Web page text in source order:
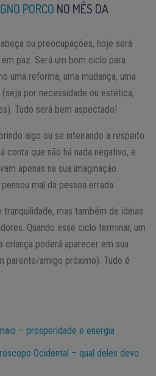
PORCO NO MÊS DA
ou preocupações, hoje será
paz. Será um bom ciclo para
uma reforma, uma mudança, uma
por necessidade ou estética,
Tudo será bem aspectado!
algo ou se inteirando a respeito
conta que não há nada negativo, e
apenas na sua imaginação.
mal da pessoa errada.
mas também de ideias
Quando esse ciclo terminar, um
criança poderá aparecer em sua
parente/amigo próximo). Tudo é
– prosperidade e energia
Ocidental – qual deles devo